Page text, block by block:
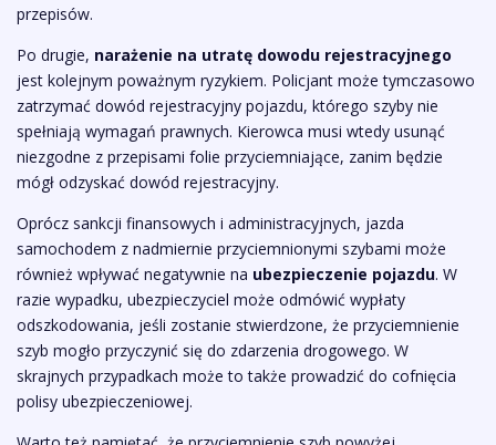
przepisów.
Po drugie, narażenie na utratę dowodu rejestracyjnego
jest kolejnym poważnym ryzykiem. Policjant może tymczasowo
zatrzymać dowód rejestracyjny pojazdu, którego szyby nie
spełniają wymagań prawnych. Kierowca musi wtedy usunąć
niezgodne z przepisami folie przyciemniające, zanim będzie
mógł odzyskać dowód rejestracyjny.
Oprócz sankcji finansowych i administracyjnych, jazda
samochodem z nadmiernie przyciemnionymi szybami może
również wpływać negatywnie na ubezpieczenie pojazdu. W
razie wypadku, ubezpieczyciel może odmówić wypłaty
odszkodowania, jeśli zostanie stwierdzone, że przyciemnienie
szyb mogło przyczynić się do zdarzenia drogowego. W
skrajnych przypadkach może to także prowadzić do cofnięcia
polisy ubezpieczeniowej.